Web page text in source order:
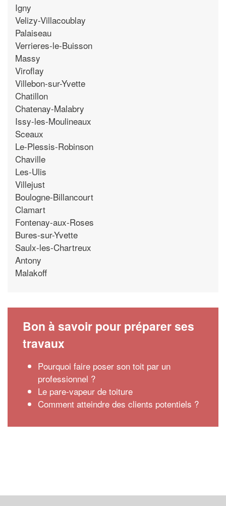
Igny
Velizy-Villacoublay
Palaiseau
Verrieres-le-Buisson
Massy
Viroflay
Villebon-sur-Yvette
Chatillon
Chatenay-Malabry
Issy-les-Moulineaux
Sceaux
Le-Plessis-Robinson
Chaville
Les-Ulis
Villejust
Boulogne-Billancourt
Clamart
Fontenay-aux-Roses
Bures-sur-Yvette
Saulx-les-Chartreux
Antony
Malakoff
Bon à savoir pour préparer ses
travaux
Pourquoi faire poser son toit par un
professionnel ?
Le pare-vapeur de toiture
Comment atteindre des clients potentiels ?